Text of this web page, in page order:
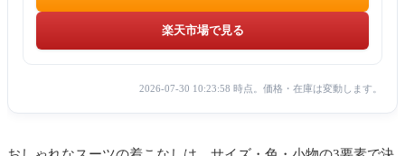
楽天市場で見る
2026-07-30 10:23:58 時点。価格・在庫は変動します。